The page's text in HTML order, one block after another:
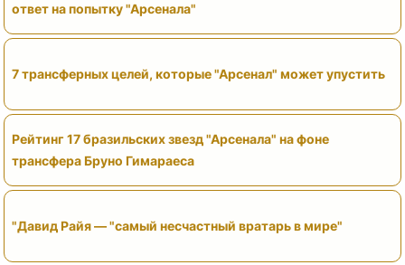
ответ на попытку "Арсенала"
7 трансферных целей, которые "Арсенал" может упустить
Рейтинг 17 бразильских звезд "Арсенала" на фоне
трансфера Бруно Гимараеса
"Давид Райя — "самый несчастный вратарь в мире"